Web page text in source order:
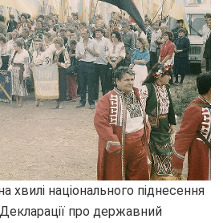
хвилі національного піднесення
про державний